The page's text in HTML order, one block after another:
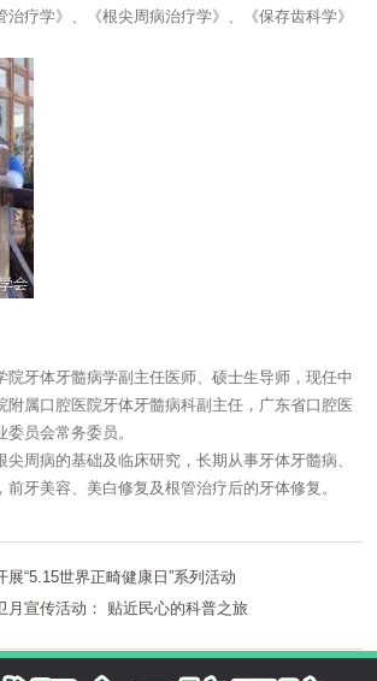
疗学》、《根尖周病治疗学》、《保存齿科学》
院牙体牙髓病学副主任医师、硕士生导师，现任中
附属口腔医院牙体牙髓病科副主任，广东省口腔医
员会常务委员。
病的基础及临床研究，长期从事牙体牙髓病、
前牙美容、美白修复及根管治疗后的牙体修复。
展“5.15世界正畸健康日”系列活动
月宣传活动： 贴近民心的科普之旅